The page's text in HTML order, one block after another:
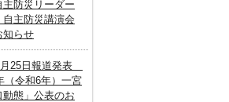
主防災リーダー
自主防災講演会
知らせ
25日報道発表
（令和6年）一宮
動態」公表のお